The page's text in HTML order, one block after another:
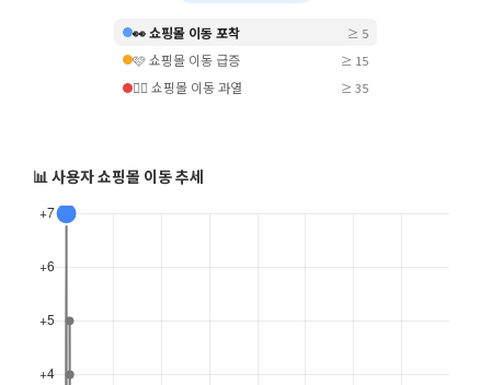
👀 쇼핑몰 이동 포착 ≥ 5
🩷 쇼핑몰 이동 급증 ≥ 15
❤️‍🔥 쇼핑몰 이동 과열 ≥ 35
📊 사용자 쇼핑몰 이동 추세